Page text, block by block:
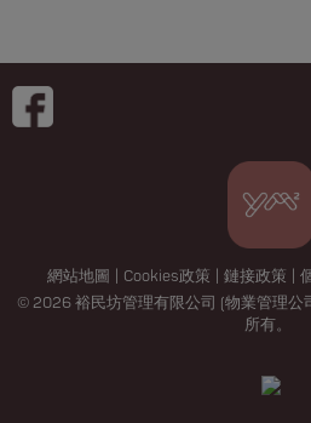
網站地圖 Cookies政策 鏈接政策
© 2026 裕民坊管理有限公司 (物業管理
所有。